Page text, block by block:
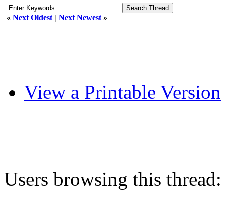
« Next Oldest | Next Newest »
View a Printable Version
Users browsing this